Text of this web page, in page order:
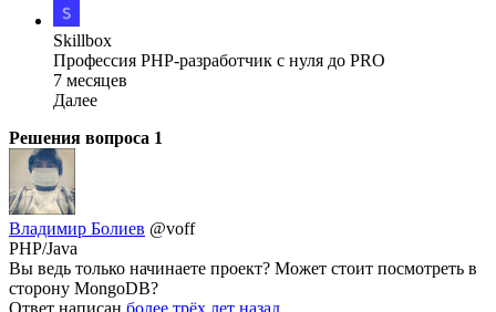
Skillbox
Профессия PHP-разработчик с нуля до PRO
7 месяцев
Далее
Решения вопроса 1
Владимир Болиев @voff
PHP/Java
Вы ведь только начинаете проект? Может стоит посмотреть в
сторону MongoDB?
Ответ написан более трёх лет назад